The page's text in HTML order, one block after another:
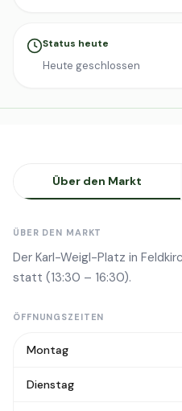
Status heute
Heute geschlossen
Über den Markt
ÜBER DEN MARKT
Der Karl-Weigl-Platz in
statt (13:30 – 16:30).
ÖFFNUNGSZEITEN
Montag
Dienstag